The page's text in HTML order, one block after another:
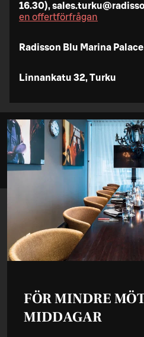
16.30),
en offertförfrågan
Radisson Blu Marina
Linnankatu 32, Turku
FÖR MINDRE
MIDDAGAR